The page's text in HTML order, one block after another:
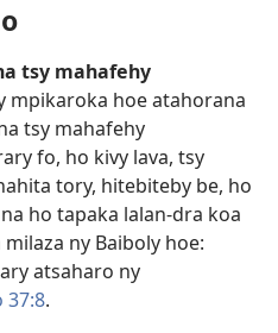
tsy mahafehy
mpikaroka hoe atahorana
tsy mahafehy
fo, ho kivy lava, tsy
tory, hitebiteby be, ho
ho tapaka lalan-dra koa
ny Baiboly hoe:
atsaharo ny
37:8.